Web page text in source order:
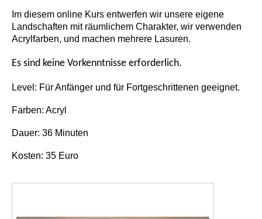
Im diesem online Kurs entwerfen wir unsere eigene
Landschaften mit räumlichem Charakter, wir verwenden
Acrylfarben, und machen mehrere Lasuren.
Es sind keine Vorkenntnisse erforderlich.
Level: Für Anfänger und für Fortgeschrittenen geeignet.
Farben: Acryl
Dauer: 36 Minuten
Kosten: 35 Euro